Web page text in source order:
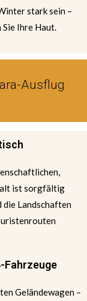
stark sein –
Sie Ihre Haut.
Ausflug
ist sorgfältig
die Landschaften
Fahrzeuge
Geländewagen –